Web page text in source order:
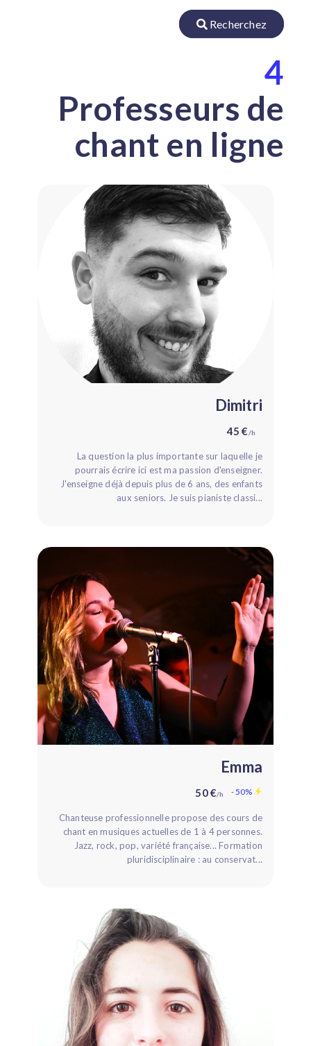
Recherchez
4
Professeurs de
chant en ligne
Dimitri
45 €/h
La question la plus importante sur laquelle je
pourrais écrire ici est ma passion d'enseigner.
J'enseigne déjà depuis plus de 6 ans, des enfants
aux seniors. Je suis pianiste classi...
Emma
50 €/h - 50%
Chanteuse professionnelle propose des cours de
chant en musiques actuelles de 1 à 4 personnes.
Jazz, rock, pop, variété française... Formation
pluridisciplinaire : au conservat...